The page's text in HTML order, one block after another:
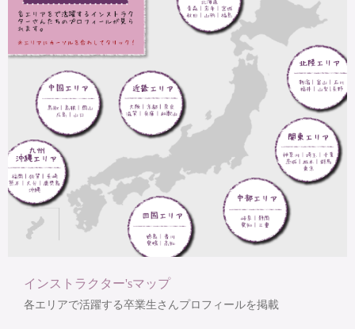
インストラクター'sマップ
各エリアで活躍する卒業生さんプロフィールを掲載